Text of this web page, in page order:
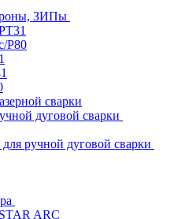
ЗИПы
P80
сварки
дуговой сварки
ручной дуговой сварки
ARC